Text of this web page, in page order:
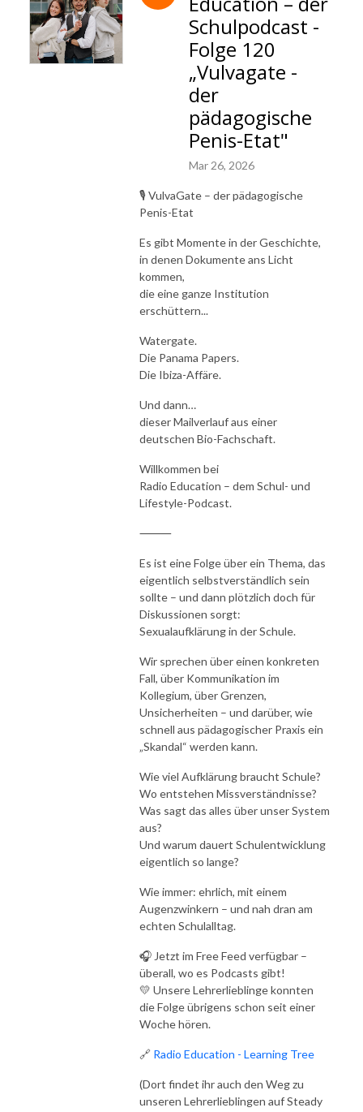
Schulpodcast -
Folge 120
„Vulvagate -
der
pädagogische
Penis-Etat"
Mar 26, 2026
🎙️ VulvaGate – der pädagogische
Penis-Etat
Es gibt Momente in der Geschichte,
in denen Dokumente ans Licht
kommen,
die eine ganze Institution
erschüttern...
Watergate.
Die Panama Papers.
Die Ibiza-Affäre.
Und dann…
dieser Mailverlauf aus einer
deutschen Bio-Fachschaft.
Willkommen bei
Radio Education – dem Schul- und
Lifestyle-Podcast.
⸻
Es ist eine Folge über ein Thema, das
eigentlich selbstverständlich sein
sollte – und dann plötzlich doch für
Diskussionen sorgt:
Sexualaufklärung in der Schule.
Wir sprechen über einen konkreten
Fall, über Kommunikation im
Kollegium, über Grenzen,
Unsicherheiten – und darüber, wie
schnell aus pädagogischer Praxis ein
„Skandal“ werden kann.
Wie viel Aufklärung braucht Schule?
Wo entstehen Missverständnisse?
Was sagt das alles über unser System
aus?
Und warum dauert Schulentwicklung
eigentlich so lange?
Wie immer: ehrlich, mit einem
Augenzwinkern – und nah dran am
echten Schulalltag.
🎧 Jetzt im Free Feed verfügbar –
überall, wo es Podcasts gibt!
💛 Unsere Lehrerlieblinge konnten
die Folge übrigens schon seit einer
Woche hören.
🔗 Radio Education - Learning Tree
(Dort findet ihr auch den Weg zu
unseren Lehrerlieblingen auf Steady